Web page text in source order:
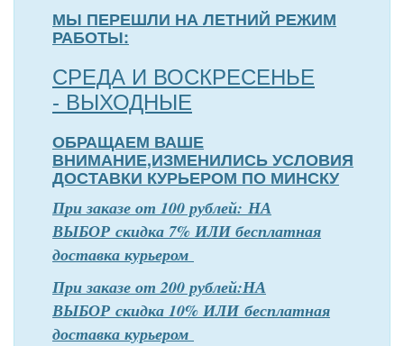
МЫ ПЕРЕШЛИ НА ЛЕТНИЙ РЕЖИМ
РАБОТЫ:
СРЕДА И ВОСКРЕСЕНЬЕ
- ВЫХОДНЫЕ
ОБРАЩАЕМ ВАШЕ
ВНИМАНИЕ,ИЗМЕНИЛИСЬ УСЛОВИЯ
ДОСТАВКИ КУРЬЕРОМ ПО МИНСКУ
При заказе от 100 рублей: НА
ВЫБОР скидка 7% ИЛИ бесплатная
доставка курьером
При заказе от 200 рублей:НА
ВЫБОР скидка 10% ИЛИ бесплатная
доставка курьером